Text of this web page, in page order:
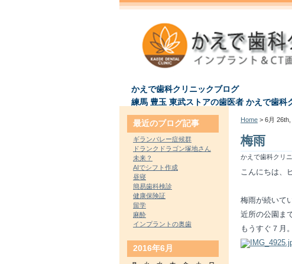
かえで歯科クリニックブログ
練馬 豊玉 東武ストアの歯医者 かえで歯科
Home > 6月
梅雨
かえで歯科クリ
こんにちは、
梅雨が続いて
近所の公園ま
もうすぐ７月
最近のブログ記事
ギランバレー症候群
ドランクドラゴン塚地さん
未来？
AIでシフト作成
昼寝
簡易歯科検診
健康保険証
留学
麻酔
インプラントの奥歯
2016年6月